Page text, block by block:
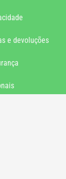
e devoluções